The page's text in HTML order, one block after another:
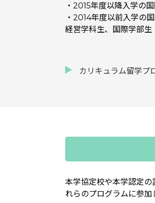
・2015年度以降入学の
・2014年度以前入学の
経営学科生、国際学部生
カリキュラム留学プ
本学協定校や本学認定
れらのプログラムに参加